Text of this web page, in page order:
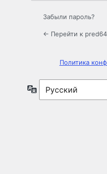
Забыли пароль?
← Перейти к
Политика
Язык